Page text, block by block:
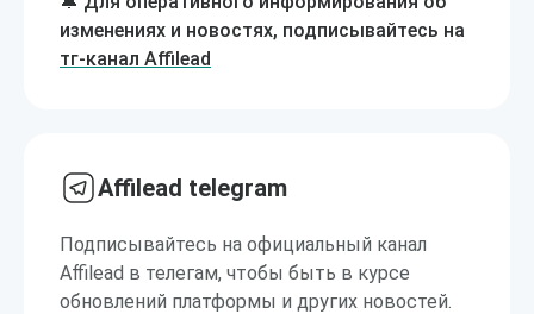
изменениях и новостях, подписывайтесь на
тг-канал Affilead
Affilead telegram
Подписывайтесь на официальный канал
Affilead в телегам, чтобы быть в курсе
обновлений платформы и других новостей.